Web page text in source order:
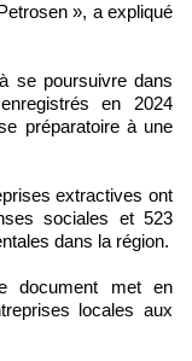
», a expliqué
se poursuivre dans
en 2024
préparatoire à une
extractives ont
sociales et 523
dans la région.
document met en
locales aux